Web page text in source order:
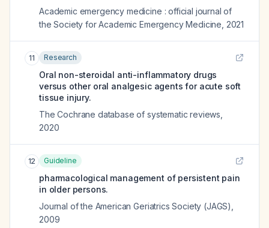
Academic emergency medicine : official journal of
the Society for Academic Emergency Medicine 2021
11 Research
Oral non-steroidal anti-inflammatory drugs
versus other oral analgesic agents for acute soft
tissue injury.
The Cochrane database of systematic reviews
2020
12 Guideline
pharmacological management of persistent pain
in older persons.
Journal of the American Geriatrics Society (JAGS)
2009